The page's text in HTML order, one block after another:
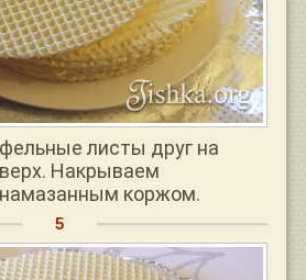
листы друг на
Накрываем
коржом.